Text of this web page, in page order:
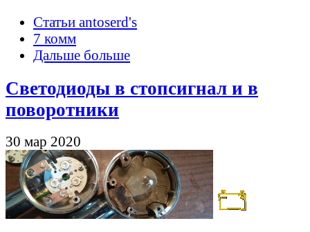
Статьи antoserd's
7 комм
Дальше больше
Светодиоды в стопсигнал и в
поворотники
30 мар 2020